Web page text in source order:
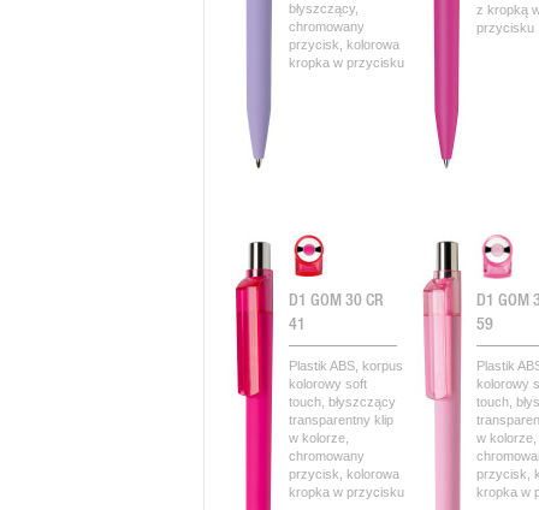
błyszczący,
chromowany
przycisk, kolorowa
kropka w przycisku
z kropką
przycisku
D1 GOM 30 CR
41
Plastik ABS, korpus
kolorowy soft
touch, błyszczący
transparentny klip
w kolorze,
chromowany
przycisk, kolorowa
kropka w przycisku
D1 GOM
59
Plastik
kolorowy
touch,
w kolorze,
przycisk,
kropka w